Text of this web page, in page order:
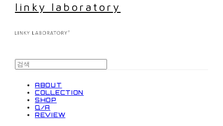
linky laboratory
ABOUT
COLLECTION
SHOP
Q/A
REVIEW